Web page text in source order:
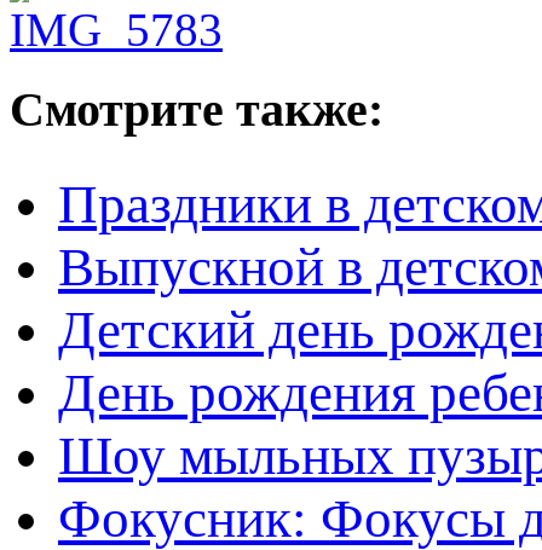
Смотрите также:
Праздники в
Выпускной в
Детский день
День рождения
Шоу мыльных
Фокусник: Фокусы